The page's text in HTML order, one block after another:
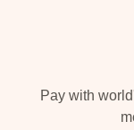
Pay with